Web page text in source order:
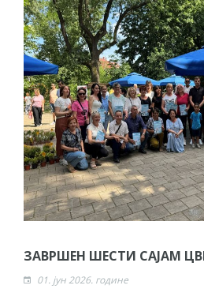
ЗАВРШЕН ШЕСТИ САЈАМ
01. јун 2026. године